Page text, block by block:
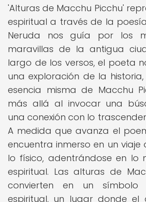
'Alturas de Macchu Picchu'
espiritual a través de la
Neruda nos guía por los
maravillas de la antigua
largo de los versos, el poeta
una exploración de la
esencia misma de Macchu
más allá al invocar una
una conexión con lo
A medida que avanza el
encuentra inmerso en un viaje
lo físico, adentrándose en lo
espiritual. Las alturas de
convierten en un símbolo
espiritual, un lugar donde el